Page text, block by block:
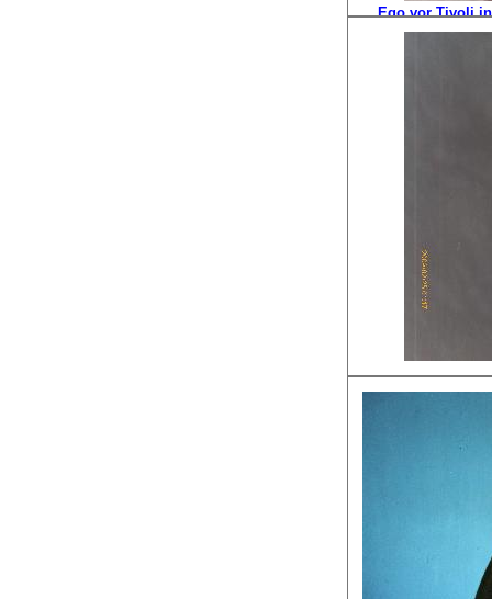
Ego vor Tivoli in